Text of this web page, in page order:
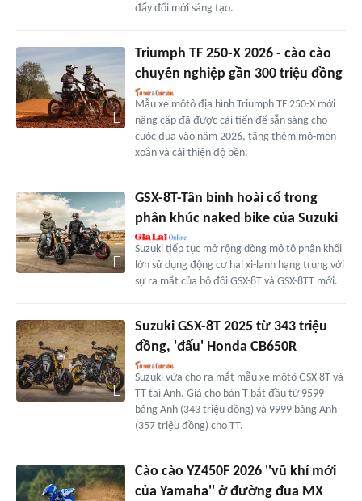
đẩy đổi mới sáng tạo.
Triumph TF 250-X 2026 - cào cào
chuyên nghiệp gần 300 triệu đồng
Mẫu xe môtô địa hình Triumph TF 250-X mới
nâng cấp đã được cải tiến để sẵn sàng cho
cuộc đua vào năm 2026, tăng thêm mô-men
xoắn và cải thiện độ bền.
GSX-8T-Tân binh hoài cổ trong
phân khúc naked bike của Suzuki
Suzuki tiếp tục mở rộng dòng mô tô phân khối
lớn sử dụng động cơ hai xi-lanh hạng trung với
sự ra mắt của bộ đôi GSX-8T và GSX-8TT mới.
Suzuki GSX-8T 2025 từ 343 triệu
đồng, 'đấu' Honda CB650R
Suzuki vừa cho ra mắt mẫu xe môtô GSX-8T và
TT tại Anh. Giá cho bản T bắt đầu từ 9599
bảng Anh (343 triệu đồng) và 9999 bảng Anh
(357 triệu đồng) cho TT.
Cào cào YZ450F 2026 ''vũ khí mới
của Yamaha'' ở đường đua MX